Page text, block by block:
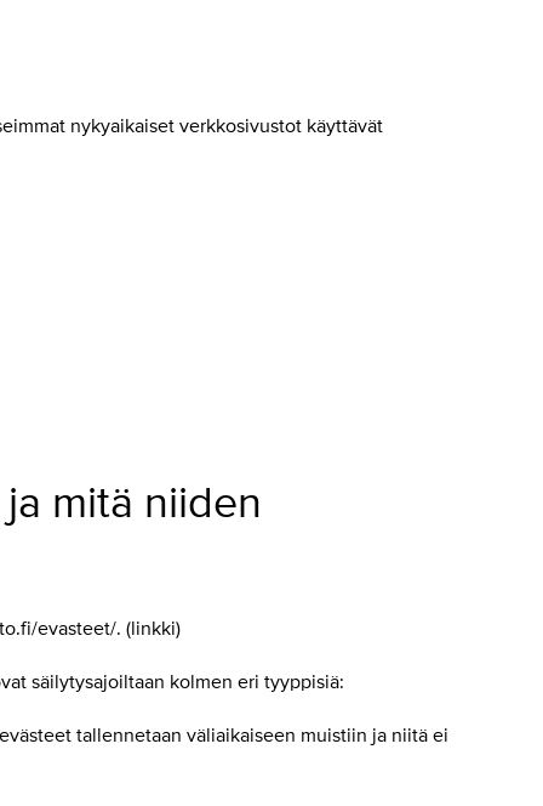
nykyaikaiset verkkosivustot käyttävät
mitä niiden
evasteet/. (linkki)
säilytysajoiltaan kolmen eri tyyppisiä:
tallennetaan väliaikaiseen muistiin ja niitä ei